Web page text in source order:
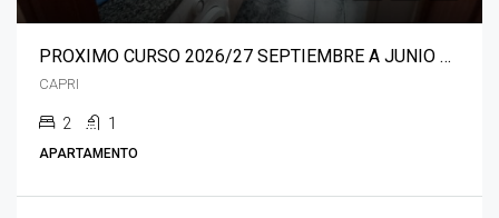
PROXIMO CURSO 2026/27 SEPTIEMBRE A JUNIO SOLO PAREJA – PISO ZAPILLO
CAPRI
2 1
APARTAMENTO